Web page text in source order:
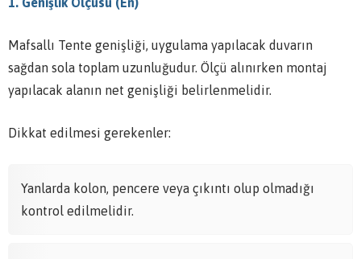
Mafsallı Tente genişliği, uygulama yapılacak duvarın
sağdan sola toplam uzunluğudur. Ölçü alınırken montaj
yapılacak alanın net genişliği belirlenmelidir.
Dikkat edilmesi gerekenler:
Yanlarda kolon, pencere veya çıkıntı olup olmadığı
kontrol edilmelidir.